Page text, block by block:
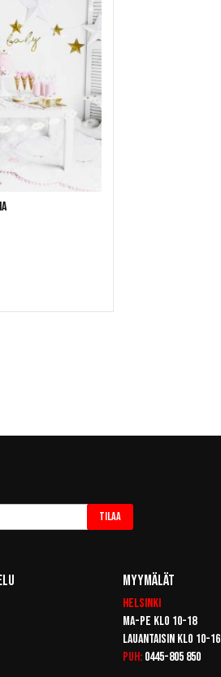
Tilaa
Myymälät
Helsinki
Ma-pe klo 10-18
Lauantaisin klo 10-16
Puh: 0445-805 850